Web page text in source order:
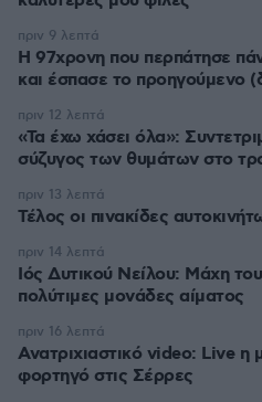
Η 97χρονη που περπάτησε
και έσπασε το προηγούμενο
πριν 9 λεπτά
«Τα έχω χάσει όλα»:
σύζυγος των θυμάτων στο
πριν 12 λεπτά
Τέλος οι πινακίδες
πριν 13 λεπτά
Ιός Δυτικού Νείλου: Μάχη
πολύτιμες μονάδες αίματος
πριν 14 λεπτά
Ανατριχιαστικό video: Live η
φορτηγό στις Σέρρες
πριν 16 λεπτά